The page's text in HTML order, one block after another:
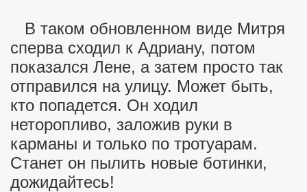
В таком обновленном виде Митря
сперва сходил к Адриану, потом
показался Лене, а затем просто так
отправился на улицу. Может быть,
кто попадется. Он ходил
неторопливо, заложив руки в
карманы и только по тротуарам.
Станет он пылить новые ботинки,
дожидайтесь!